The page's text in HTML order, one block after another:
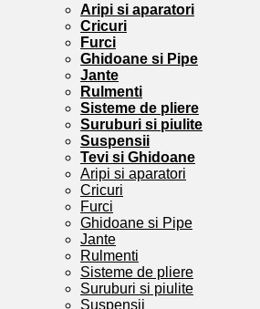
Aripi si aparatori
Cricuri
Furci
Ghidoane si Pipe
Jante
Rulmenti
Sisteme de pliere
Suruburi si piulite
Suspensii
Tevi si Ghidoane
Aripi si aparatori
Cricuri
Furci
Ghidoane si Pipe
Jante
Rulmenti
Sisteme de pliere
Suruburi si piulite
Suspensii